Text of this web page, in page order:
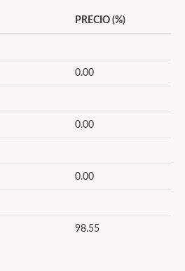
PRECIO (%)
0.00
0.00
0.00
98.55